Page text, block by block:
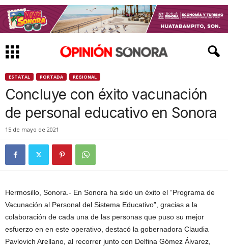
ESTATAL PORTADA REGIONAL
Concluye con éxito vacunación
de personal educativo en Sonora
15 de mayo de 2021
Hermosillo, Sonora.- En Sonora ha sido un éxito el “Programa de
Vacunación al Personal del Sistema Educativo”, gracias a la
colaboración de cada una de las personas que puso su mejor
esfuerzo en en este operativo, destacó la gobernadora Claudia
Pavlovich Arellano, al recorrer junto con Delfina Gómez Álvarez,